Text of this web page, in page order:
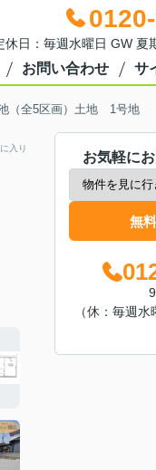
日：毎週水曜日 GW
お問い合わせ サ
（全5区画）土地 1号地
入り
お気軽に
無
（休：毎週